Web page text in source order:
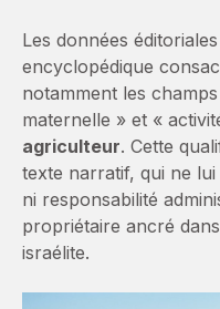
Les données
encyclopédique
notamment les
maternelle » et «
agriculteur. Cette
texte narratif, qui ne
ni responsabilité
propriétaire ancré
israélite.